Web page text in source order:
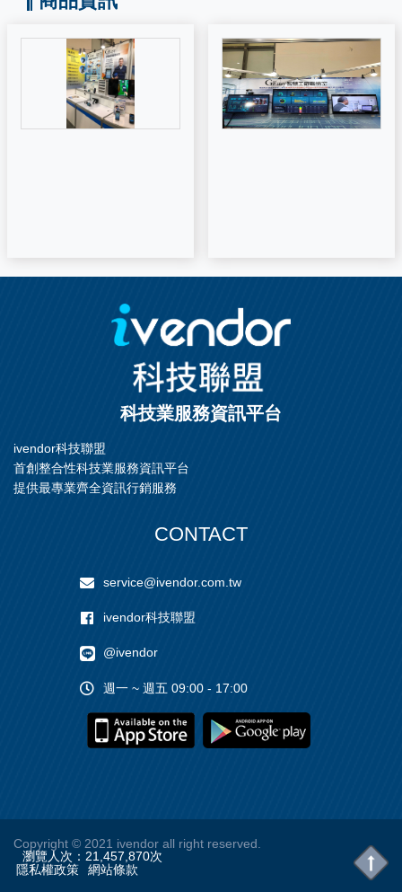
科技業服務資訊平台
ivendor科技聯盟
首創整合性科技業服務資訊平台
提供最專業齊全資訊行銷服務
CONTACT
service@ivendor.com.tw
ivendor科技聯盟
@ivendor
週一 ~ 週五 09:00 - 17:00
Copyright © 2021 ivendor all right reserved.
瀏覽人次： 21,457,870次
隱私權政策
網站條款